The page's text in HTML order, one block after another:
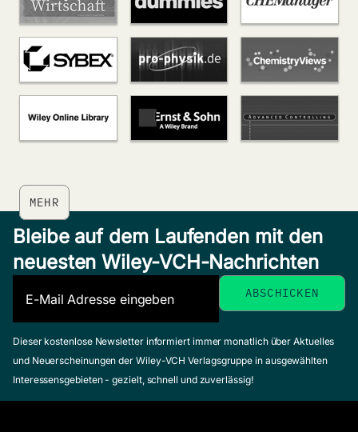
MEHR
Bleibe auf dem Laufenden mit den
neuesten Wiley-VCH-Nachrichten
Dieser kostenlose Newsletter informiert immer monatlich über Aktuelles
und Neuerscheinungen der Wiley-VCH Verlagsgruppe in ausgewählten
Interessensgebieten - gezielt, schnell und zuverlässig!